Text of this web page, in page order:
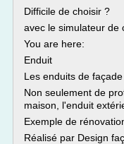
Difficile de choisir ?
avec le simulateur de
You are here:
Enduit
Les enduits de façade
Non seulement de
maison, l'enduit
Exemple de
Réalisé par Design